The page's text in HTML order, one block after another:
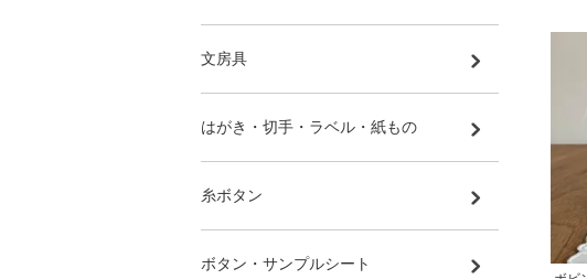
文房具
はがき・切手・ラベル・紙もの
糸ボタン
ボタン・サンプルシート